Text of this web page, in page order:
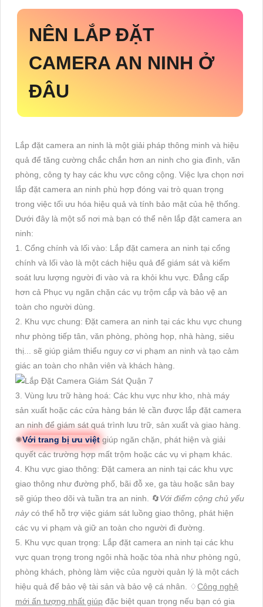
NÊN LẮP ĐẶT
CAMERA AN NINH Ở
ĐÂU
Lắp đặt camera an ninh là một giải pháp thông minh và hiệu
quả để tăng cường chắc chắn hơn an ninh cho gia đình, văn
phòng, công ty hay các khu vực công cộng. Việc lựa chọn nơi
lắp đặt camera an ninh phù hợp đóng vai trò quan trọng
trong việc tối ưu hóa hiệu quả và tính bảo mật của hệ thống.
Dưới đây là một số nơi mà bạn có thể nên lắp đặt camera an
ninh:
1. Cổng chính và lối vào: Lắp đặt camera an ninh tại cổng
chính và lối vào là một cách hiệu quả để giám sát và kiểm
soát lưu lượng người đi vào và ra khỏi khu vực. Đẳng cấp
hơn cả Phục vụ ngăn chặn các vụ trộm cắp và bảo vệ an
toàn cho người dùng.
2. Khu vực chung: Đặt camera an ninh tại các khu vực chung
như phòng tiếp tân, văn phòng, phòng họp, nhà hàng, siêu
thị... sẽ giúp giảm thiểu nguy cơ vi phạm an ninh và tạo cảm
giác an toàn cho nhân viên và khách hàng.
3. Vùng lưu trữ hàng hoá: Các khu vực như kho, nhà máy
sản xuất hoặc các cửa hàng bán lẻ cần được lắp đặt camera
an ninh để giám sát quá trình lưu trữ, sản xuất và giao hàng.
✺Với trang bị ưu việt giúp ngăn chặn, phát hiện và giải
quyết các trường hợp mất trộm hoặc các vụ vi phạm khác.
4. Khu vực giao thông: Đặt camera an ninh tại các khu vực
giao thông như đường phố, bãi đỗ xe, ga tàu hoặc sân bay
sẽ giúp theo dõi và tuần tra an ninh. 🔄Với điểm cộng chủ yếu
nàycó thể hỗ trợ việc giám sát luồng giao thông, phát hiện
các vụ vi phạm và giữ an toàn cho người đi đường.
5. Khu vực quan trọng: Lắp đặt camera an ninh tại các khu
vực quan trọng trong ngôi nhà hoặc tòa nhà như phòng ngủ,
phòng khách, phòng làm việc của người quản lý là một cách
hiệu quả để bảo vệ tài sản và bảo vệ cá nhân. ♢Công nghệ
mới ấn tượng nhất giúp đặc biệt quan trọng nếu bạn có gia